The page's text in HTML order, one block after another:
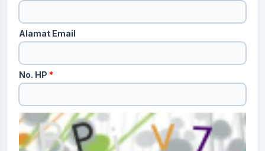
Alamat Email
No. HP *